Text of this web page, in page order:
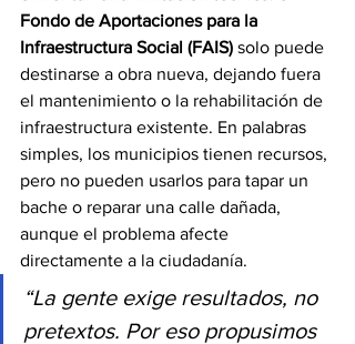
Fondo de Aportaciones para la
Infraestructura Social (FAIS) solo puede
destinarse a obra nueva, dejando fuera
el mantenimiento o la rehabilitación de
infraestructura existente. En palabras
simples, los municipios tienen recursos,
pero no pueden usarlos para tapar un
bache o reparar una calle dañada,
aunque el problema afecte
directamente a la ciudadanía.
“La gente exige resultados, no
pretextos. Por eso propusimos